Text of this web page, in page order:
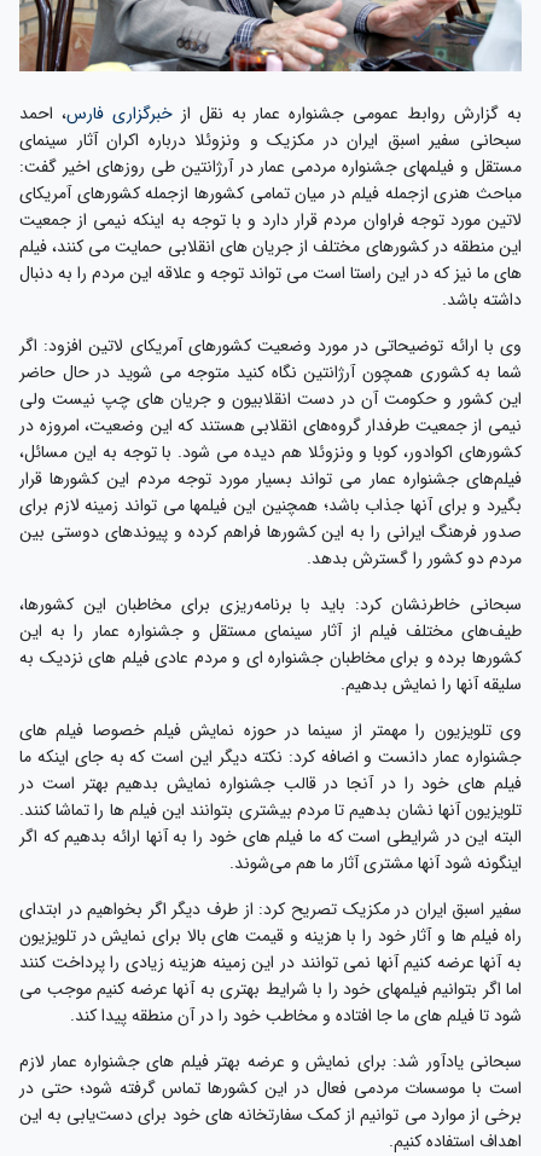
به گزارش روابط عمومی جشنواره عمار به نقل ازخبرگزاری فارس، احمد
سبحانی سفیر اسبق ایران در مکزیک و ونزوئلا درباره اکران آثار سینمای
مستقل و فیلمهای جشنواره مردمی عمار در آرژانتین طی روزهای اخیر گفت:
مباحث هنری ازجمله فیلم در میان تمامی کشورها ازجمله کشورهای آمریکای
لاتین مورد توجه فراوان مردم قرار دارد و با توجه به اینکه نیمی از جمعیت
این منطقه در کشورهای مختلف از جریان های انقلابی حمایت می کنند، فیلم
های ما نیز که در این راستا است می تواند توجه و علاقه این مردم را به دنبال
داشته باشد.
وی با ارائه توضیحاتی در مورد وضعیت کشورهای آمریکای لاتین افزود: اگر
شما به کشوری همچون آرژانتین نگاه کنید متوجه می شوید در حال حاضر
این کشور و حکومت آن در دست انقلابیون و جریان های چپ نیست ولی
نیمی از جمعیت طرفدار گروه‌های انقلابی هستند که این وضعیت، امروزه در
کشورهای اکوادور، کوبا و ونزوئلا هم دیده می شود. با توجه به این مسائل،
فیلم‌های جشنواره عمار می تواند بسیار مورد توجه مردم این کشورها قرار
بگیرد و برای آنها جذاب باشد؛ همچنین این فیلمها می تواند زمینه لازم برای
صدور فرهنگ ایرانی را به این کشورها فراهم کرده و پیوندهای دوستی بین
مردم دو کشور را گسترش بدهد.
سبحانی خاطرنشان کرد: باید با برنامه‌ریزی برای مخاطبان این کشورها،
طیف‌های مختلف فیلم از آثار سینمای مستقل و جشنواره عمار را به این
کشورها برده و برای مخاطبان جشنواره ای و مردم عادی فیلم های نزدیک به
سلیقه آنها را نمایش بدهیم.
وی تلویزیون را مهمتر از سینما در حوزه نمایش فیلم خصوصا فیلم های
جشنواره عمار دانست و اضافه کرد: نکته دیگر این است که به جای اینکه ما
فیلم های خود را در آنجا در قالب جشنواره نمایش بدهیم بهتر است در
تلویزیون آنها نشان بدهیم تا مردم بیشتری بتوانند این فیلم ها را تماشا کنند.
البته این در شرایطی است که ما فیلم های خود را به آنها ارائه بدهیم که اگر
اینگونه شود آنها مشتری آثار ما هم می‌شوند.
سفیر اسبق ایران در مکزیک تصریح کرد: از طرف دیگر اگر بخواهیم در ابتدای
راه فیلم ها و آثار خود را با هزینه و قیمت های بالا برای نمایش در تلویزیون
به آنها عرضه کنیم آنها نمی توانند در این زمینه هزینه زیادی را پرداخت کنند
اما اگر بتوانیم فیلمهای خود را با شرایط بهتری به آنها عرضه کنیم موجب می
شود تا فیلم های ما جا افتاده و مخاطب خود را در آن منطقه پیدا کند.
سبحانی یادآور شد: برای نمایش و عرضه بهتر فیلم های جشنواره عمار لازم
است با موسسات مردمی فعال در این کشورها تماس گرفته شود؛ حتی در
برخی از موارد می توانیم از کمک سفارتخانه های خود برای دست‌یابی به این
اهداف استفاده کنیم.